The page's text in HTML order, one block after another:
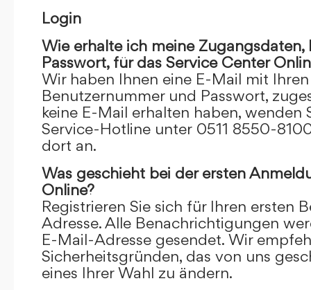
Login
Wie erhalte ich meine
Passwort, für das Service Center
Wir haben Ihnen eine E-Mail mit
Benutzernummer und Passwort,
keine E-Mail erhalten haben, wenden
Service-Hotline unter 0511 8550-
dort an.
Was geschieht bei der ersten
Online?
Registrieren Sie sich für Ihren ersten
Adresse. Alle Benachrichtigungen
E-Mail-Adresse gesendet. Wir
Sicherheitsgründen, das von uns
eines Ihrer Wahl zu ändern.